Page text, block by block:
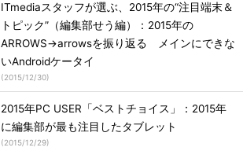
ITmediaスタッフが選ぶ、2015年の“注目端末＆
トピック”（編集部せう編）：2015年の
ARROWS→arrowsを振り返る メインにできな
いAndroidケータイ
(2015/12/30)
2015年PC USER「ベストチョイス」：2015年
に編集部が最も注目したタブレット
(2015/12/29)